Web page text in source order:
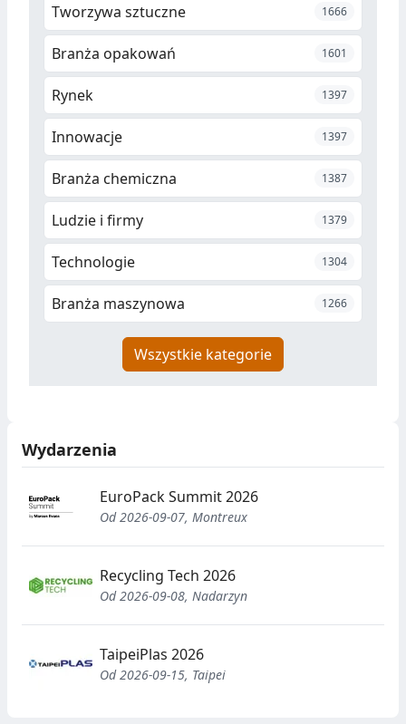
Tworzywa sztuczne 1666
Branża opakowań 1601
Rynek 1397
Innowacje 1397
Branża chemiczna 1387
Ludzie i firmy 1379
Technologie 1304
Branża maszynowa 1266
Wszystkie kategorie
Wydarzenia
EuroPack Summit 2026
Od 2026-09-07, Montreux
Recycling Tech 2026
Od 2026-09-08, Nadarzyn
TaipeiPlas 2026
Od 2026-09-15, Taipei